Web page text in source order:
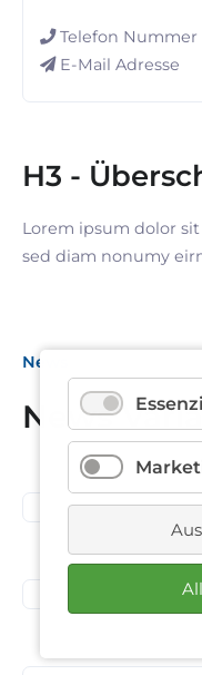
Telefon Nummer
E-Mail Adresse
H3 -
Lorem ipsum dolor
sed diam nonumy
News
News